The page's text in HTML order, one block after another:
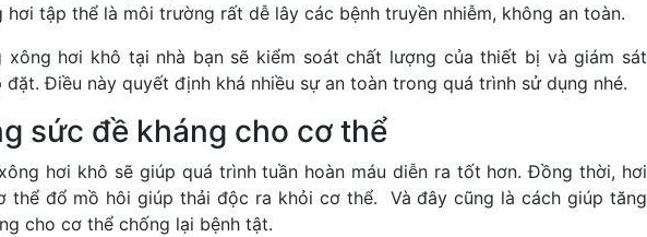
hơi tập thể là môi trường rất dễ lây các bệnh truyền nhiễm, không an toàn.
xông hơi khô tại nhà bạn sẽ kiểm soát chất lượng của thiết bị và giám sát
Điều này quyết định khá nhiều sự an toàn trong quá trình sử dụng nhé.
sức đề kháng cho cơ thể
hơi khô sẽ giúp quá trình tuần hoàn máu diễn ra tốt hơn. Đồng thời, hơi
thể đổ mồ hôi giúp thải độc ra khỏi cơ thể. Và đây cũng là cách giúp tăng
cho cơ thể chống lại bệnh tật.